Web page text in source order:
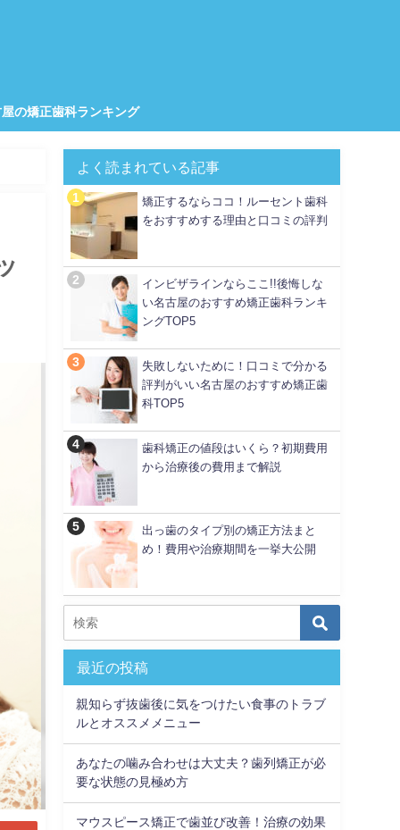
の矯正歯科ランキング
よく読まれている記事
矯正するならココ！ルーセント歯科
をおすすめする理由と口コミの評判
インビザラインならここ!!後悔しな
い名古屋のおすすめ矯正歯科ランキ
ングTOP5
失敗しないために！口コミで分かる
評判がいい名古屋のおすすめ矯正歯
科TOP5
歯科矯正の値段はいくら？初期費用
から治療後の費用まで解説
出っ歯のタイプ別の矯正方法まと
め！費用や治療期間を一挙大公開
最近の投稿
親知らず抜歯後に気をつけたい食事のトラブ
ルとオススメメニュー
あなたの噛み合わせは大丈夫？歯列矯正が必
要な状態の見極め方
マウスピース矯正で歯並び改善！治療の効果